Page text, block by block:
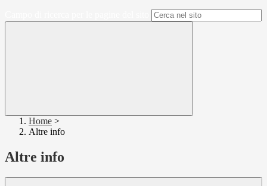
Home >
Altre info
Altre info